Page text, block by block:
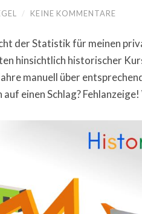
/ KEINE KOMMENTARE
der Statistik für meinen
hinsichtlich historischer
manuell über
einen Schlag?